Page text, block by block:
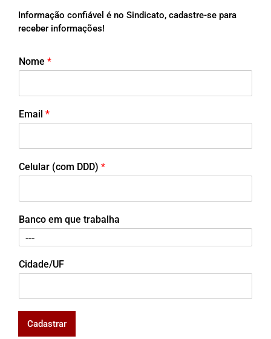
Informação confiável é no Sindicato, cadastre-se para
receber informações!
Nome *
Email *
Celular (com DDD) *
Banco em que trabalha
Cidade/UF
Cadastrar